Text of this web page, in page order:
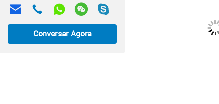
Conversar Agora